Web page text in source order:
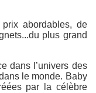
abordables, de
plus grand
dans l’univers des
le monde. Baby
par la célèbre